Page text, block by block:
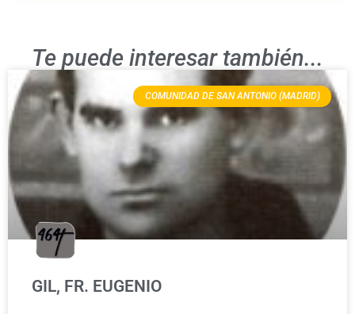
Te puede interesar también...
COMUNIDAD DE SAN ANTONIO (MADRID)
GIL, FR. EUGENIO